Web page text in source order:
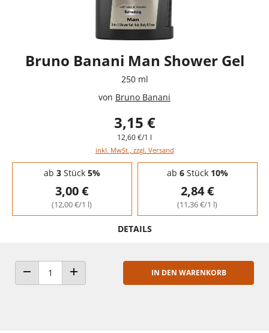
Bruno Banani Man Shower Gel
250 ml
von Bruno Banani
3,15 €
12,60 €/1 l
inkl. MwSt., zzgl. Versand
Staffelpreise - Mengenrabatt
ab 3Stück 5%
3,00 €
(12,00 €/1 l)
ab 6Stück 10%
2,84 €
(11,36 €/1 l)
DETAILS
ANZAHL VERRINGERNANZAHL ERHÖHEN
IN DEN WARENKORB